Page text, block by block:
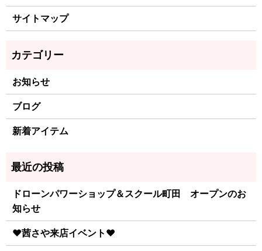
サイトマップ
お知らせ
ブログ
新着アイテム
ドローンパワーショップ＆スクール町田 オープンのお
知らせ
♥茜さや来店イベント♥